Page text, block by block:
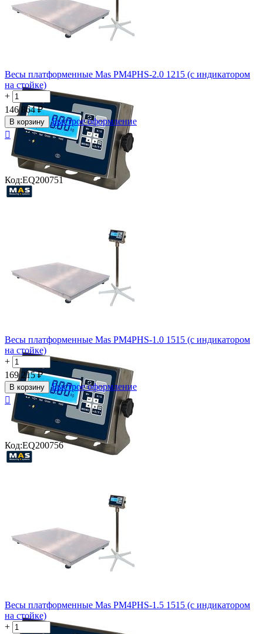
Весы платформенные Mas PM4PHS-2.0 1215 (с индикатором
на стойке)
+
−
146 864 ₽
В корзину
Быстрое оформление

Код:EQ200751
Весы платформенные Mas PM4PHS-1.0 1515 (с индикатором
на стойке)
+
−
169 215 ₽
В корзину
Быстрое оформление

Код:EQ200756
Весы платформенные Mas PM4PHS-1.5 1515 (с индикатором
на стойке)
+
−